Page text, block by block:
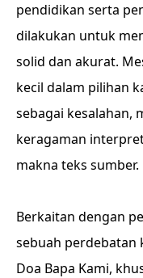
pendidikan serta
dilakukan untuk
solid dan akurat.
kecil dalam pilihan
sebagai kesalahan,
keragaman
makna teks sumber.
Berkaitan dengan
sebuah perdebatan
Doa Bapa Kami,